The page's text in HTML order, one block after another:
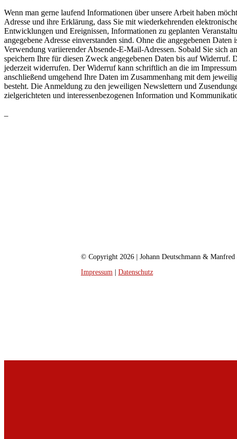
Wenn man gerne laufend Informationen über unsere Arbeit haben
Adresse und ihre Erklärung, dass Sie mit wiederkehrenden
Entwicklungen und Ereignissen, Informationen zu geplanten
angegebene Adresse einverstanden sind. Ohne die angegebenen
Verwendung variierender Absende-E-Mail-Adressen. Sobald Sie sich
speichern Ihre für diesen Zweck angegebenen Daten bis auf
jederzeit widerrufen. Der Widerruf kann schriftlich an die im
anschließend umgehend Ihre Daten im Zusammenhang mit dem
besteht. Die Anmeldung zu den jeweiligen Newslettern und
zielgerichteten und interessenbezogenen Information und
© Copyright 2026 | Johann Deutschmann & Manfred
Impressum
Datenschutz